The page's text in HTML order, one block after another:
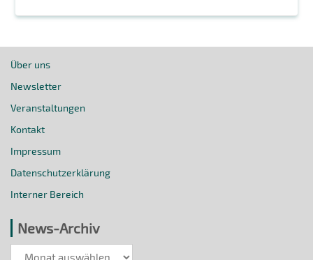
Über uns
Newsletter
Veranstaltungen
Kontakt
Impressum
Datenschutzerklärung
Interner Bereich
News-Archiv
News-